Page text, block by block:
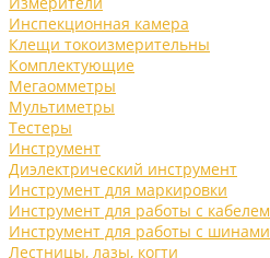
Инспекционная камера
Клещи токоизмерительны
Комплектующие
Мегаомметры
Мультиметры
Тестеры
Инструмент
Диэлектрический инструмент
Инструмент для маркировки
Инструмент для работы с кабелем
Инструмент для работы с шинами
Лестницы, лазы, когти